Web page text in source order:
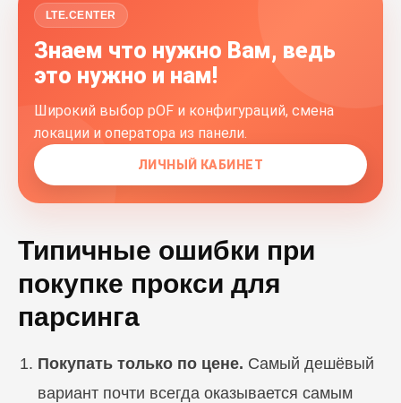
LTE.CENTER
Знаем что нужно Вам, ведь
это нужно и нам!
Широкий выбор pOF и конфигураций, смена
локации и оператора из панели.
ЛИЧНЫЙ КАБИНЕТ
Типичные ошибки при
покупке прокси для
парсинга
Покупать только по цене. Самый дешёвый
вариант почти всегда оказывается самым